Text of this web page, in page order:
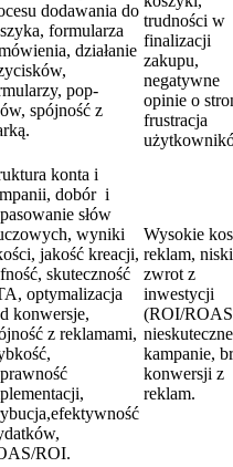
dodawania do
formularza
działanie
pop-
spójność z
trudności w
finalizacji
zakupu,
negatywne
opinie o
frustracja
konta i
dobór i
słów
wyniki
jakość kreacji,
skuteczność
optymalizacja
konwersje,
z reklamami,
ROI.
Wysokie
reklam, niski
zwrot z
inwestycji
(ROI/
nieskuteczne
kampanie,
konwersji z
reklam.